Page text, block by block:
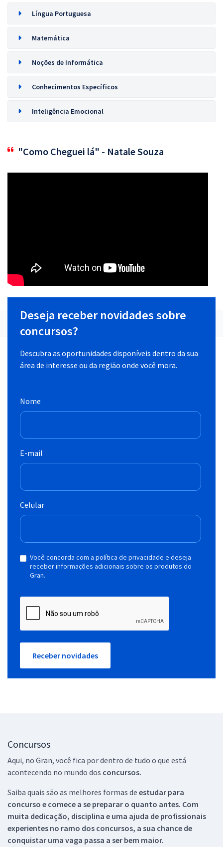
Língua Portuguesa
Matemática
Noções de Informática
Conhecimentos Específicos
Inteligência Emocional
"Como Cheguei lá" - Natale Souza
Deseja receber novidades sobre
concursos?
Descubra as oportunidades disponíveis dentro da sua
área de interesse ou da região onde você mora.
Nome
E-mail
Celular
Você concorda com a política de privacidade e deseja
receber informações adicionais sobre os produtos do
Gran.
Receber novidades
Concursos
Aqui, no Gran, você fica por dentro de tudo o que está
acontecendo no mundo dos concursos.
Saiba quais são as melhores formas de estudar para
concurso e comece a se preparar o quanto antes. Com
muita dedicação, disciplina e uma ajuda de profissionais
experientes no ramo dos concursos, a sua chance de
conquistar uma vaga passa a ser bem maior.